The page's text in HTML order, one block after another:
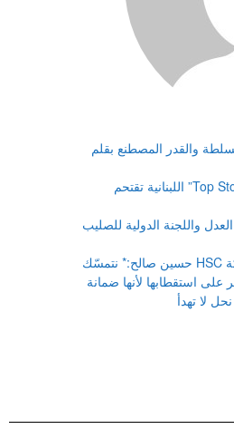
والقدر المصطنع بقلم
من بيروت إلى دبي…”Top Stop” اللبنانية تقتحم
واللجنة الدولية للصليب
رئيس مجلس إدارة شركة HSC حسين صالح:* نتمسّك
على استقطابها لأنها ضمانة
لا تهدأ